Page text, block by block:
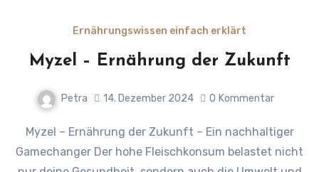
Ernährungswissen einfach erklärt
Myzel – Ernährung der Zukunft
Petra 14. Dezember 2024 0 Kommentar
Myzel – Ernährung der Zukunft – Ein nachhaltiger
Gamechanger Der hohe Fleischkonsum belastet nicht